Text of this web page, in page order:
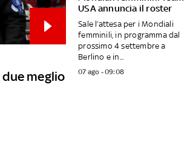
meglio
USA annuncia il roster
Sale l’attesa per i Mondiali
femminili, in programma dal
prossimo 4 settembre a
Berlino e in...
07 ago - 09:08